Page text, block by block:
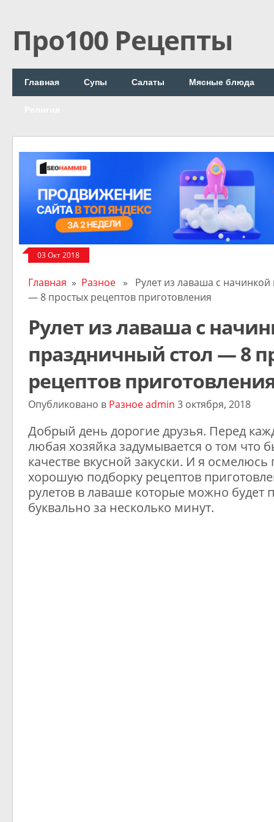
Про100 Рецепты
Главная Супы Салаты Мясные блюда
03 Окт 2018
Главная » Разное» Рулет из лаваша с начинкой
— 8 простых рецептов приготовления
Рулет из лаваша с
праздничный стол — 8
рецептов
Опубликовано в Разное admin 3 октября, 2018
Добрый день дорогие друзья. Перед
любая хозяйка задумывается о том что
качестве вкусной закуски. И я
хорошую подборку рецептов
рулетов в лаваше которые можно будет
буквально за несколько минут.